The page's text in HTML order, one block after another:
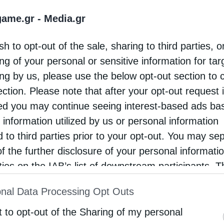
- Media.gr
to opt-out of the sale, sharing to third parties,
of your personal or sensitive information for
by us, please use the below opt-out section to
Please note that after your opt-out request
you may continue seeing interest-based ads
information utilized by us or personal information
to third parties prior to your opt-out. You may
the further disclosure of your personal
on the IAB’s list of downstream participants.
of Downstream Participantsthat may further
parties.
Data Processing Opt Outs
to opt-out of the Sharing of my personal
στο μεγάλο φωτοβολταϊκό μας πάρκο στην
τάξεως του 10-11% με στοιχεία Σεπτεμβρίου. Την
στην μέση τάση με αποκλειστική γραμμή,
εάν μοιράζονταν σε όλες τις ΑΠΕ θα ήταν της
έργα που προανέφερα είναι πάνω από τον μέσο όρο
ΑΠΕ στην υψηλή τάση ή στη μέση τάση με
δεν είναι κάτι δίκαιο.
ΥΠΕΝ όλα τα έργα που συνδέονται στη μέση
όπως συμβαίνει και στην υψηλή
τις περικοπές, μαζί με τον ΑΔΜΗΕ. Το ερώτημα
αποζημίωσης των παραγωγών που υπόκεινται
τρόπο, χρεώνοντας ανάλογα τα έργα που δεν
εντός του 2025, όταν και οι περικοπές αναμένεται
στο δίκτυο.
είναι η αποθήκευση ενέργειας, δηλαδή οι